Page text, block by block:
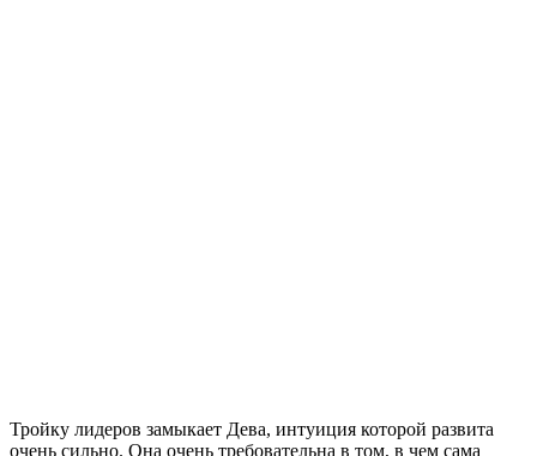
Тройку лидеров замыкает Дева, интуиция которой развита
очень сильно. Она очень требовательна в том, в чем сама